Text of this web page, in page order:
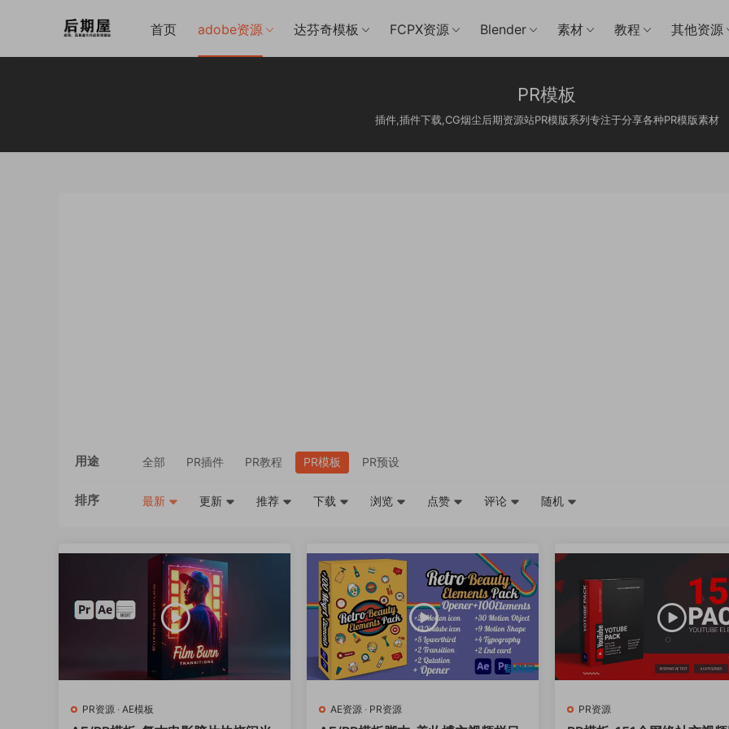
首页 adobe资源 达芬奇模板 FCPX资源 Blender 素材 教程 其他资源
PR模板
插件,插件下载,CG烟尘后期资源站PR模版系列专注于分享各种PR模版素材
用途 全部 PR插件 PR教程 PR模板 PR预设
排序 最新 更新 推荐 下载 浏览 点赞 评论 随机
PR资源 · AE模板 AE资源 · PR资源 PR资源